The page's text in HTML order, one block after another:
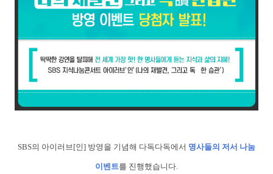
SBS의 아이러브[인] 방영을 기념해 다독다독에서 명사들의 저서 나눔
이벤트를 진행했습니다.